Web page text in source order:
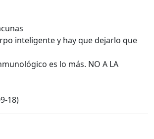
inteligente y hay que dejarlo que
es lo más. NO A LA
18)